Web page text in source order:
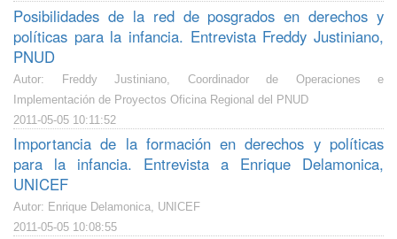
Posibilidades de la red de posgrados en derechos y
políticas para la infancia. Entrevista Freddy Justiniano,
PNUD
Autor: Freddy Justiniano, Coordinador de Operaciones e
Implementación de Proyectos Oficina Regional del PNUD
2011-05-05 10:11:52
Importancia de la formación en derechos y políticas
para la infancia. Entrevista a Enrique Delamonica,
UNICEF
Autor: Enrique Delamonica, UNICEF
2011-05-05 10:08:55